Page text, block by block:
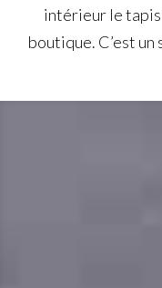
intérieur le tapis
boutique. C’est